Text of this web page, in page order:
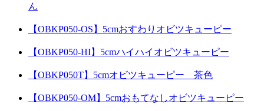
ん
【OBKP050-OS】5cmおすわりオビツキューピー
【OBKP050-HI】5cmハイハイオビツキューピー
【OBKP050T】5cmオビツキューピー 茶色
【OBKP050-OM】5cmおもてなしオビツキューピー